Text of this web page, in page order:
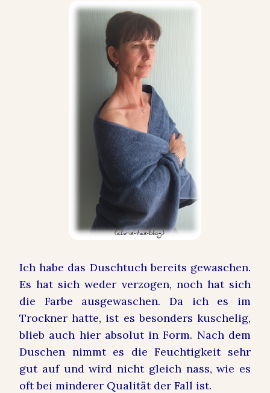
Ich habe das Duschtuch bereits gewaschen.
Es hat sich weder verzogen, noch hat sich
die Farbe ausgewaschen. Da ich es im
Trockner hatte, ist es besonders kuschelig,
blieb auch hier absolut in Form. Nach dem
Duschen nimmt es die Feuchtigkeit sehr
gut auf und wird nicht gleich nass, wie es
oft bei minderer Qualität der Fall ist.